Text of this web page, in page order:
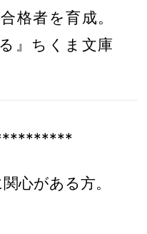
格者を育成。
』ちくま文庫
心がある方。